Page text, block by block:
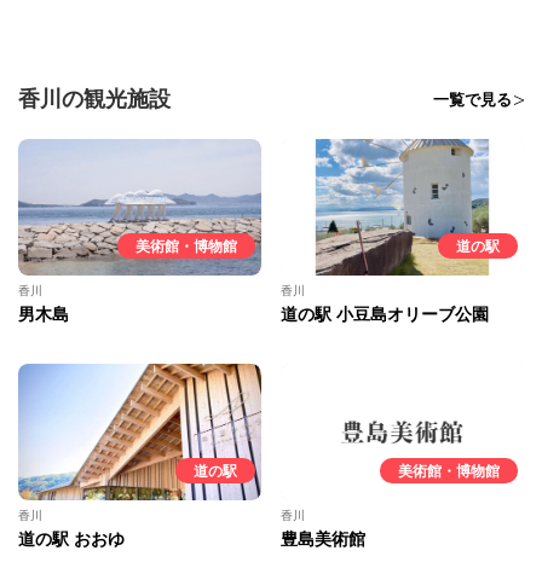
香川の観光施設 一覧で見る
美術館・博物館
香川
男木島
道の駅
香川
道の駅 小豆島オリーブ公園
道の駅
香川
道の駅 おおゆ
美術館・博物館
香川
豊島美術館